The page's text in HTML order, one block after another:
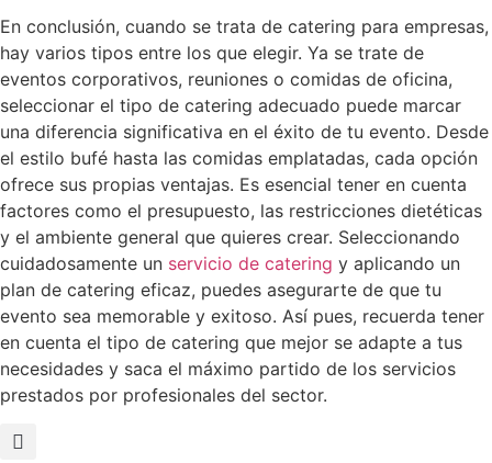
En conclusión, cuando se trata de catering para empresas,
hay varios tipos entre los que elegir. Ya se trate de
eventos corporativos, reuniones o comidas de oficina,
seleccionar el tipo de catering adecuado puede marcar
una diferencia significativa en el éxito de tu evento. Desde
el estilo bufé hasta las comidas emplatadas, cada opción
ofrece sus propias ventajas. Es esencial tener en cuenta
factores como el presupuesto, las restricciones dietéticas
y el ambiente general que quieres crear. Seleccionando
cuidadosamente un servicio de catering y aplicando un
plan de catering eficaz, puedes asegurarte de que tu
evento sea memorable y exitoso. Así pues, recuerda tener
en cuenta el tipo de catering que mejor se adapte a tus
necesidades y saca el máximo partido de los servicios
prestados por profesionales del sector.